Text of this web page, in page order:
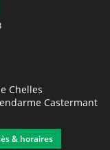
Chelles
Castermant
& horaires